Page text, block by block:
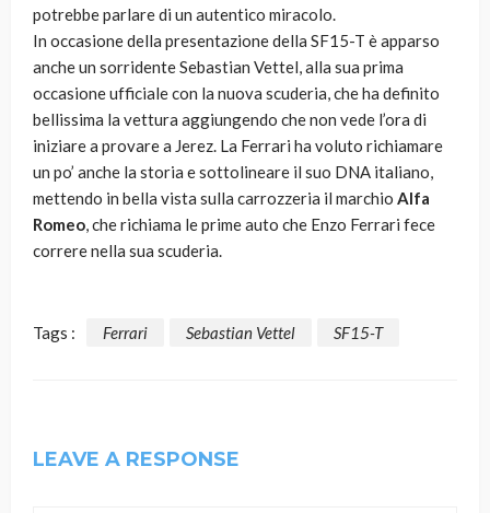
potrebbe parlare di un autentico miracolo.
In occasione della presentazione della SF15-T è apparso
anche un sorridente Sebastian Vettel, alla sua prima
occasione ufficiale con la nuova scuderia, che ha definito
bellissima la vettura aggiungendo che non vede l’ora di
iniziare a provare a Jerez. La Ferrari ha voluto richiamare
un po’ anche la storia e sottolineare il suo DNA italiano,
mettendo in bella vista sulla carrozzeria il marchio Alfa
Romeo, che richiama le prime auto che Enzo Ferrari fece
correre nella sua scuderia.
Tags : Ferrari Sebastian Vettel SF15-T
LEAVE A RESPONSE